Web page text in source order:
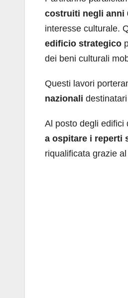
costruiti negli anni
interesse culturale.
edificio strategico
dei beni culturali
Questi lavori
nazionali
Al posto degli edifici
a ospitare i reperti
riqualificata grazie